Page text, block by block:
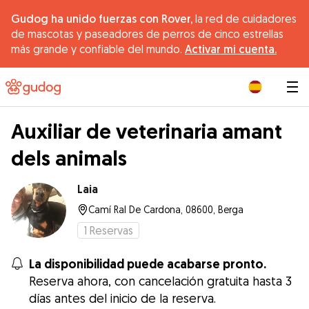
Gudog ha unido fuerzas con Rover, la red de cuidadores
de mascotas y paseadores de perros de cinco estrellas
más grande y confiable del mundo. Activar mi cuenta.
Auxiliar de veterinaria amant
dels animals
Laia
Camí Ral De Cardona, 08600, Berga
1 Reservas
La disponibilidad puede acabarse pronto.
Reserva ahora, con cancelación gratuita hasta 3
días antes del inicio de la reserva.